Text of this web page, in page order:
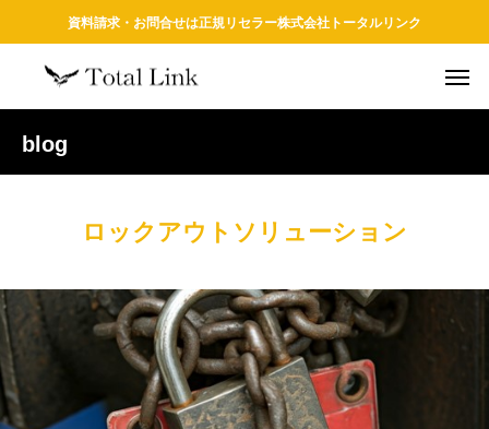
資料請求・お問合せは正規リセラー株式会社トータルリンク
blog
ロックアウトソリューション